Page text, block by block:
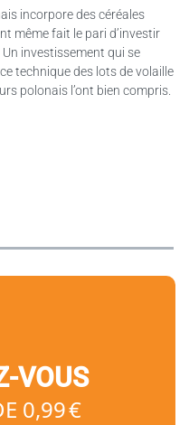
incorpore des céréales
même fait le pari d’investir
investissement qui se
technique des lots de volaille
polonais l’ont bien compris.
VOUS
0,99 €